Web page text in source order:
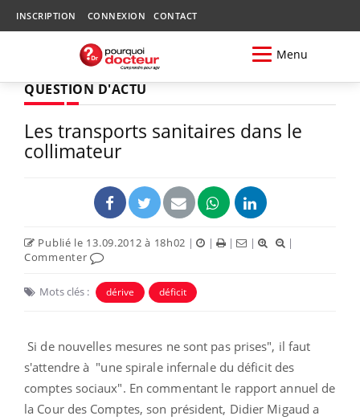
INSCRIPTION CONNEXION CONTACT
Menu
QUESTION D'ACTU
Les transports sanitaires dans le
collimateur
Publié le 13.09.2012 à 18h02 | | | |
|
Commenter
Mots clés : dérive déficit
Si de nouvelles mesures ne sont pas prises", il faut
s'attendre à "une spirale infernale du déficit des
comptes sociaux". En commentant le rapport annuel de
la Cour des Comptes, son président, Didier Migaud a